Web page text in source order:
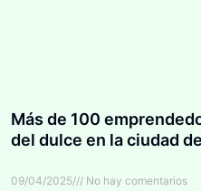
Más de 100
del dulce en la ciudad
09/04/2025 No hay comentarios